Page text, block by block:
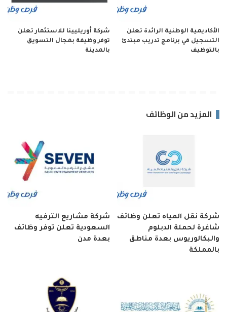
الأكاديمية الوطنية الرائدة تعلن
التسجيل في برنامج تدريب مبتدئ
بالتوظيف
شركة أوريليينا للاستثمار تعلن
توفر وظيفة بمجال التسويق
بالمدينة
المزيد من الوظائف
شركة نقل المياه تعلن وظائف
شاغرة لحملة الدبلوم
والبكالوريوس بعدة مناطق
بالمملكة
شركة مشاريع الترفيه
السعودية تعلن توفر وظائف
بعدة مدن